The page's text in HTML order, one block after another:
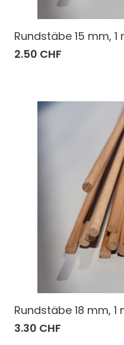
Rundstäbe 15 mm,
2.50 CHF
Rundstäbe 18 mm,
3.30 CHF